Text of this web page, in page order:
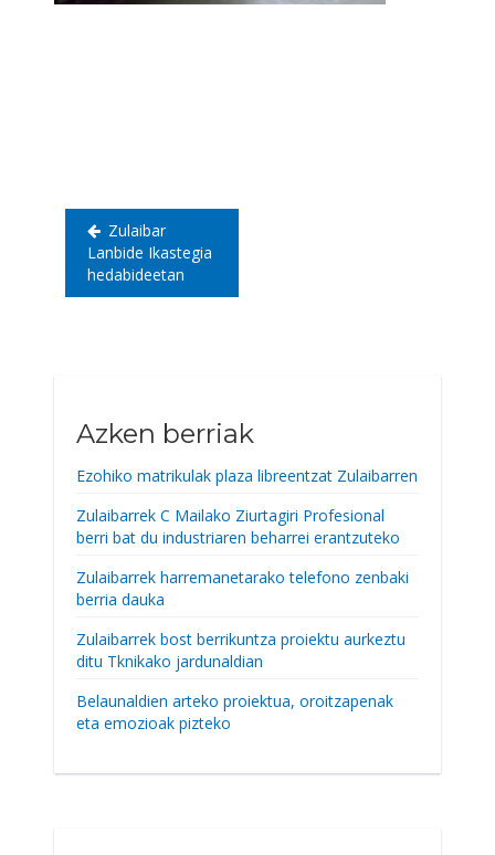
Zulaibar
Lanbide Ikastegia
hedabideetan
Azken berriak
Ezohiko matrikulak plaza libreentzat Zulaibarren
Zulaibarrek C Mailako Ziurtagiri Profesional
berri bat du industriaren beharrei erantzuteko
Zulaibarrek harremanetarako telefono zenbaki
berria dauka
Zulaibarrek bost berrikuntza proiektu aurkeztu
ditu Tknikako jardunaldian
Belaunaldien arteko proiektua, oroitzapenak
eta emozioak pizteko